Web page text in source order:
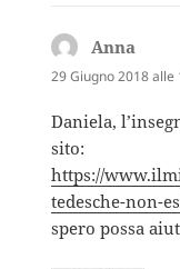
Anna
detto:
29 Giugno 2018 alle
Daniela,
sito:
https://
tedesche-non-
spero possa